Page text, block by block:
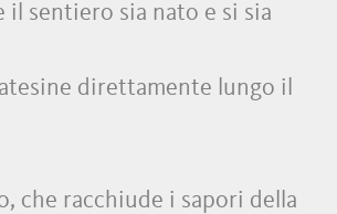
sentiero sia nato e si sia
direttamente lungo il
che racchiude i sapori della